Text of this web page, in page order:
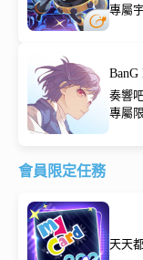
專屬
奏響
專屬
會員限定任務
天天